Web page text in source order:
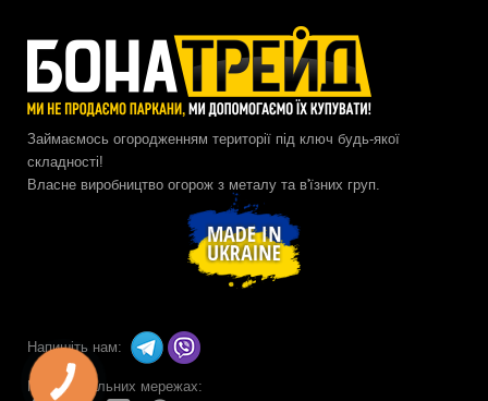
Займаємось огородженням території під ключ будь-якої
складності!
Власне виробництво огорож з металу та в'їзних груп.
Напишіть нам:
Ми в соціальних мережах: